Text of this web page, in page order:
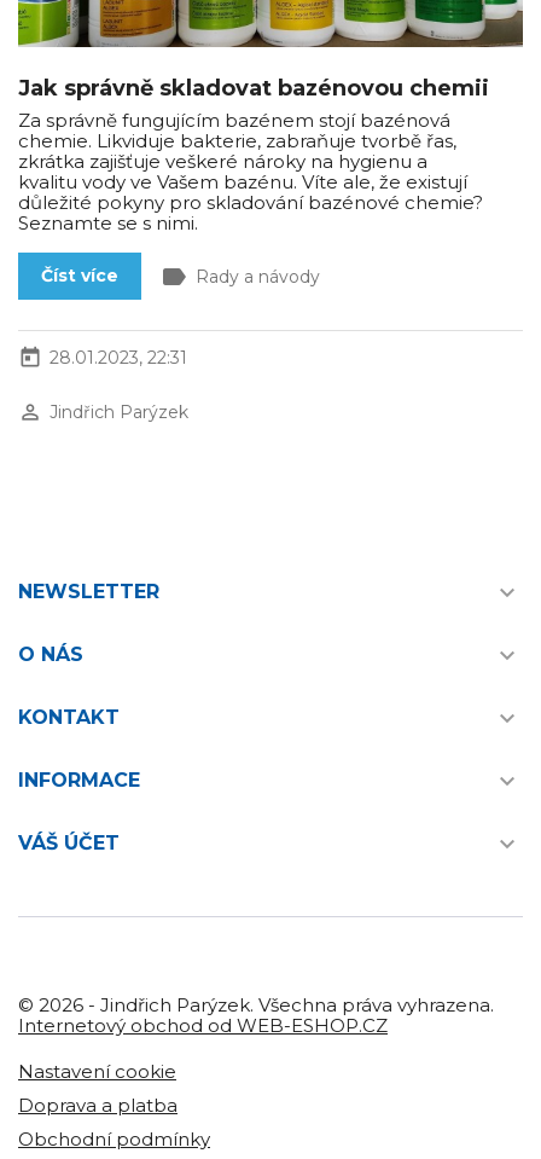
Jak správně skladovat bazénovou chemii
Za správně fungujícím bazénem stojí bazénová
chemie. Likviduje bakterie, zabraňuje tvorbě řas,
zkrátka zajišťuje veškeré nároky na hygienu a
kvalitu vody ve Vašem bazénu. Víte ale, že existují
důležité pokyny pro skladování bazénové chemie?
Seznamte se s nimi.
Číst více label Rady a návody
today 28.01.2023, 22:31
perm_identity Jindřich Parýzek
NEWSLETTER 
O NÁS 
KONTAKT 
INFORMACE 
VÁŠ ÚČET 
© 2026 - Jindřich Parýzek. Všechna práva vyhrazena.
Internetový obchod od WEB-ESHOP.CZ
Nastavení cookie
Doprava a platba
Obchodní podmínky